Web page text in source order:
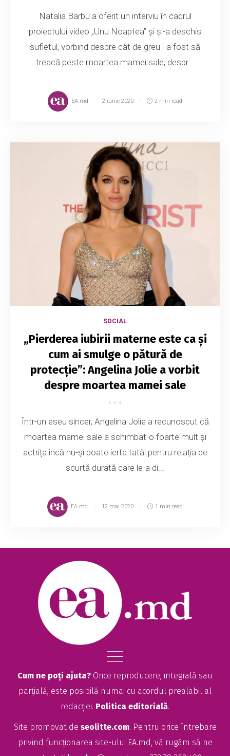
Natalia Barbu a oferit un interviu în cadrul
proiectului video „Unu Noaptea” și și-a deschis
sufletul, vorbind despre cât de greu i-a fost să
treacă peste moartea mamei sale, despr...
EA.md 2 iunie 2020 2 min read
SOCIAL
„Pierderea iubirii materne este ca și
cum ai smulge o pătură de
protecție”: Angelina Jolie a vorbit
despre moartea mamei sale
Într-un eseu sincer, Angelina Jolie a recunoscut că
moartea mamei sale a schimbat-o foarte mult și
actrița încă nu-și poate ierta tatăl pentru relația de
scurtă durată care le-a di...
EA.md 12 mai 2020 1 min read
Cum ne poți ajuta? Orice reproducere, integrală sau
parțială, este posibilă numai cu acordul prealabil al
redacției. Politica editorială.
Site promovat de seolitte.com. Pentru orice întrebare
privind funcționarea site-ului EA.md, vă rugăm să ne